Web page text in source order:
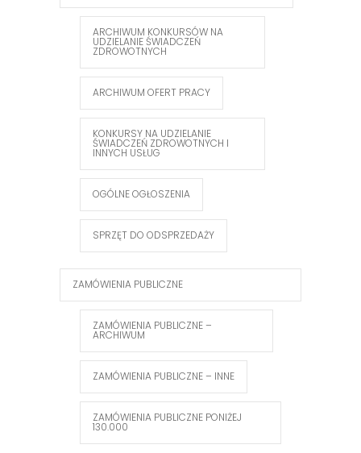
ARCHIWUM KONKURSÓW NA
UDZIELANIE ŚWIADCZEŃ
ZDROWOTNYCH
ARCHIWUM OFERT PRACY
KONKURSY NA UDZIELANIE
ŚWIADCZEŃ ZDROWOTNYCH I
INNYCH USŁUG
OGÓLNE OGŁOSZENIA
SPRZĘT DO ODSPRZEDAŻY
ZAMÓWIENIA PUBLICZNE
ZAMÓWIENIA PUBLICZNE –
ARCHIWUM
ZAMÓWIENIA PUBLICZNE – INNE
ZAMÓWIENIA PUBLICZNE PONIŻEJ
130.000